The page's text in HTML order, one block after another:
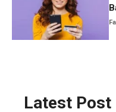
Latest Post